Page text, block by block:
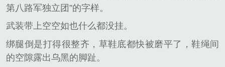
第八路军独立团”的字样。
武装带上空空如也什么都没挂。
绑腿倒是打得很整齐，草鞋底都快被磨平了，鞋绳间
的空隙露出乌黑的脚趾。